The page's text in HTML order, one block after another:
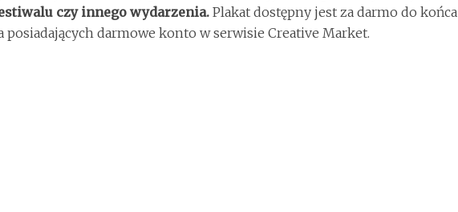
czy innego wydarzenia.Plakat dostępny jest za darmo do końca
posiadających darmowe konto w serwisie Creative Market.